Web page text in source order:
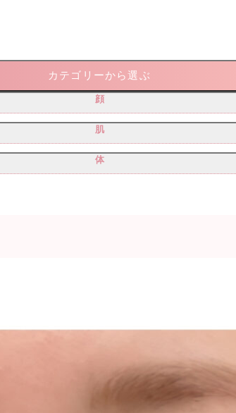
カテゴリーから選ぶ
顔
二重・目もと
小顔・リフトアップ
輪郭形成
鼻
肌
シミ・そばかす・肝斑
しわ
体